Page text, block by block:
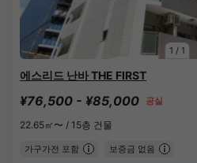
1 / 1
에스리드 난바 THE FIRST
¥76,500 - ¥85,000 공실
22.65㎡〜 / 15층 건물
가구가전 포함 보증금 없음